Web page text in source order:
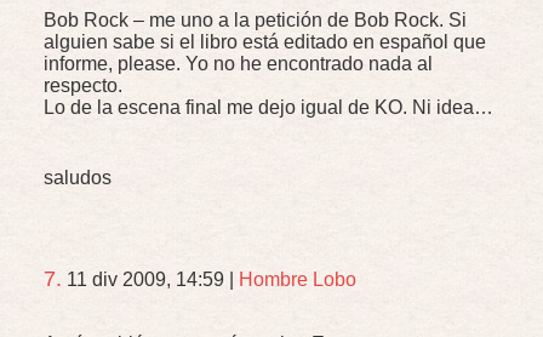
Bob Rock – me uno a la petición de Bob Rock. Si
alguien sabe si el libro está editado en español que
informe, please. Yo no he encontrado nada al
respecto.
Lo de la escena final me dejo igual de KO. Ni idea…
saludos
7. 11 div 2009, 14:59 Hombre Lobo